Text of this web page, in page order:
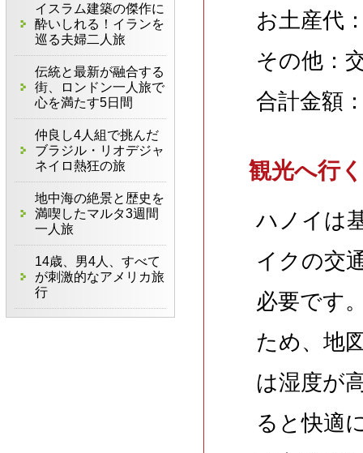
お土産代
その他：
合計金額
観光へ行
ハノイは
イクの交
必要です
ため、地
は湿度が
ると快適
イスラム建築の傑作に
酔いしれる！イランを
巡る夫婦二人旅
伝統と最新が融合する
街、ロンドン一人旅で
心を満たす5日間
仲良し4人組で挑んだ
ブラジル・リオデジャ
ネイロ熱狂の旅
地中海の絶景と歴史を
満喫したマルタ3週間
一人旅
14歳、男4人、すべて
が刺激的なアメリカ旅
行